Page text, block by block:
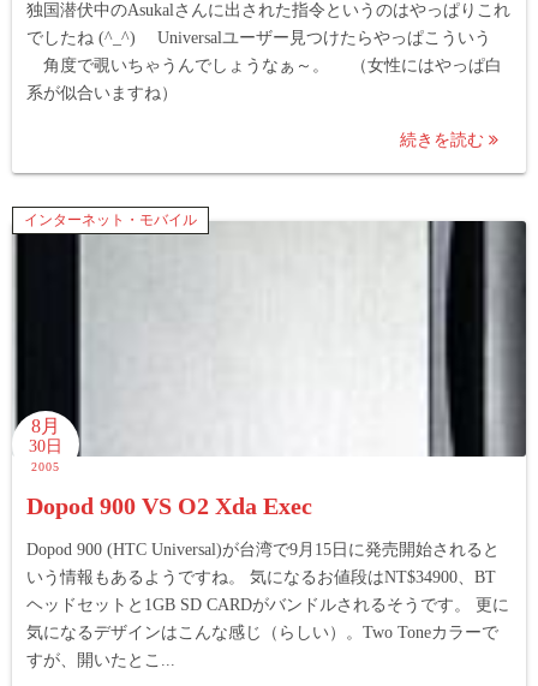
独国潜伏中のAsukalさんに出された指令というのはやっぱりこれ
でしたね (^_^) Universalユーザー見つけたらやっぱこういう
角度で覗いちゃうんでしょうなぁ～。 （女性にはやっぱ白
系が似合いますね）
続きを読む
インターネット・モバイル
8月
30日
2005
Dopod 900 VS O2 Xda Exec
Dopod 900 (HTC Universal)が台湾で9月15日に発売開始されると
いう情報もあるようですね。 気になるお値段はNT$34900、BT
ヘッドセットと1GB SD CARDがバンドルされるそうです。 更に
気になるデザインはこんな感じ（らしい）。Two Toneカラーで
すが、開いたとこ...